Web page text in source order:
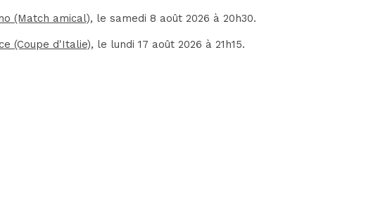
(Match amical), le samedi 8 août 2026 à 20h30.
(Coupe d'Italie), le lundi 17 août 2026 à 21h15.